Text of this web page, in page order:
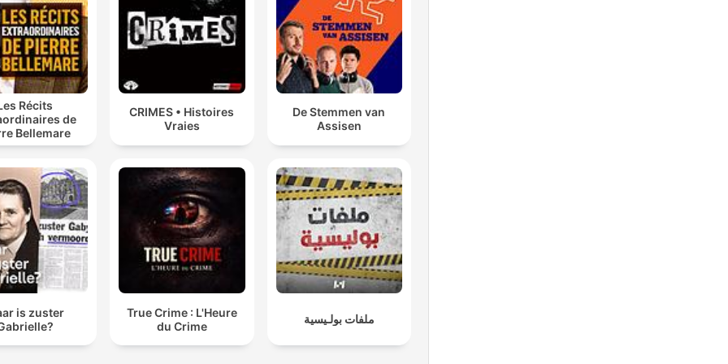
Récits
de
Bellemare
CRIMES • Histoires
Vraies
De Stemmen van
Assisen
is zuster
True Crime : L'Heure
du Crime
ملفات بولـيسية